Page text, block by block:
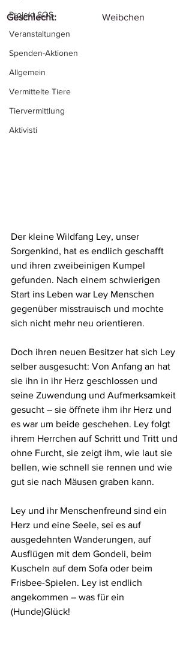
Projekt SOS
Veranstaltungen
Spenden-Aktionen
Allgemein
Vermittelte Tiere
Tiervermittlung
Aktivisti
Geschlecht: Weibchen
Der kleine Wildfang Ley, unser
Sorgenkind, hat es endlich geschafft
und ihren zweibeinigen Kumpel
gefunden. Nach einem schwierigen
Start ins Leben war Ley Menschen
gegenüber misstrauisch und mochte
sich nicht mehr neu orientieren.
Doch ihren neuen Besitzer hat sich Ley
selber ausgesucht: Von Anfang an hat
sie ihn in ihr Herz geschlossen und
seine Zuwendung und Aufmerksamkeit
gesucht – sie öffnete ihm ihr Herz und
es war um beide geschehen. Ley folgt
ihrem Herrchen auf Schritt und Tritt und
ohne Furcht, sie zeigt ihm, wie laut sie
bellen, wie schnell sie rennen und wie
gut sie nach Mäusen graben kann.
Ley und ihr Menschenfreund sind ein
Herz und eine Seele, sei es auf
ausgedehnten Wanderungen, auf
Ausflügen mit dem Gondeli, beim
Kuscheln auf dem Sofa oder beim
Frisbee-Spielen. Ley ist endlich
angekommen – was für ein
(Hunde)Glück!